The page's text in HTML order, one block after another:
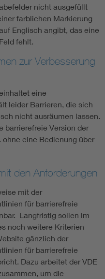
nicht ausgefüllt
farblichen Markierung
Englisch angibt, das eine
fehlt.
zur Verbesserung
eine
leider Barrieren, die sich
nicht ausräumen lassen.
barrierefreie Version der
eine Bedienung über
den Anforderungen
mit der
für barrierefreie
Langfristig sollen im
noch weitere Kriterien
gänzlich der
für barrierefreie
Dazu arbeitet der VDE
um die